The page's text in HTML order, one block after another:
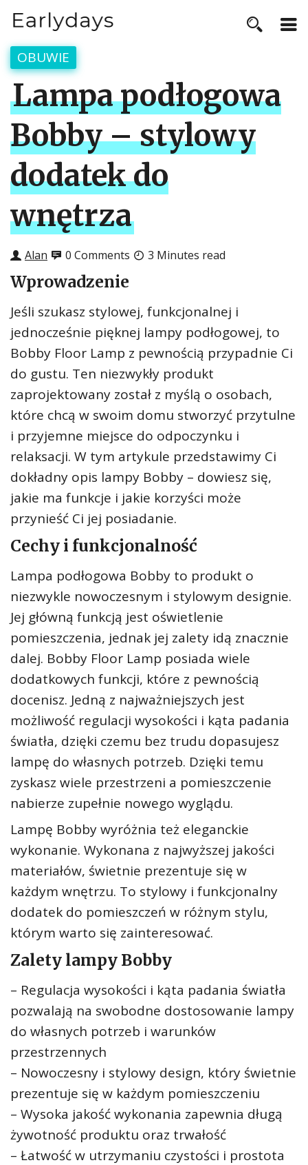
OBUWIE
Lampa podłogowa
Bobby – stylowy
dodatek do
wnętrza
Alan 0 Comments 3 Minutes read
Wprowadzenie
Jeśli szukasz stylowej, funkcjonalnej i
jednocześnie pięknej lampy podłogowej, to
Bobby Floor Lamp z pewnością przypadnie Ci
do gustu. Ten niezwykły produkt
zaprojektowany został z myślą o osobach,
które chcą w swoim domu stworzyć przytulne
i przyjemne miejsce do odpoczynku i
relaksacji. W tym artykule przedstawimy Ci
dokładny opis lampy Bobby – dowiesz się,
jakie ma funkcje i jakie korzyści może
przynieść Ci jej posiadanie.
Cechy i funkcjonalność
Lampa podłogowa Bobby to produkt o
niezwykle nowoczesnym i stylowym designie.
Jej główną funkcją jest oświetlenie
pomieszczenia, jednak jej zalety idą znacznie
dalej. Bobby Floor Lamp posiada wiele
dodatkowych funkcji, które z pewnością
docenisz. Jedną z najważniejszych jest
możliwość regulacji wysokości i kąta padania
światła, dzięki czemu bez trudu dopasujesz
lampę do własnych potrzeb. Dzięki temu
zyskasz wiele przestrzeni a pomieszczenie
nabierze zupełnie nowego wyglądu.
Lampę Bobby wyróżnia też eleganckie
wykonanie. Wykonana z najwyższej jakości
materiałów, świetnie prezentuje się w
każdym wnętrzu. To stylowy i funkcjonalny
dodatek do pomieszczeń w różnym stylu,
którym warto się zainteresować.
Zalety lampy Bobby
– Regulacja wysokości i kąta padania światła
pozwalają na swobodne dostosowanie lampy
do własnych potrzeb i warunków
przestrzennych
– Nowoczesny i stylowy design, który świetnie
prezentuje się w każdym pomieszczeniu
– Wysoka jakość wykonania zapewnia długą
żywotność produktu oraz trwałość
– Łatwość w utrzymaniu czystości i prostota